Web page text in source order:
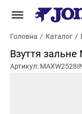
Головна / Каталог /
Взуття зальне
Артикул: